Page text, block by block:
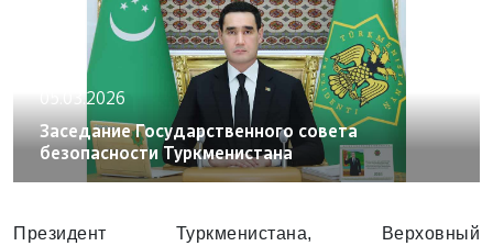
05.03.2026
Заседание Государственного совета
безопасности Туркменистана
Президент Туркменистана, Верховный